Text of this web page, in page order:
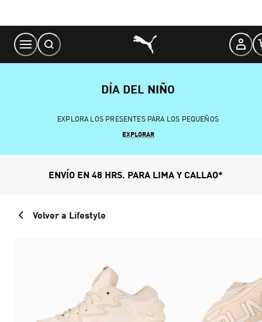
Content
DÍA DEL NIÑO
EXPLORA LOS PRESENTES PARA LOS PEQUEÑOS
EXPLORAR
ENVÍO EN 48 HRS. PARA LIMA Y CALLAO*
Volver a Lifestyle